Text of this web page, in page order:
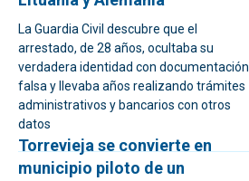
La Guardia Civil descubre que el
arrestado, de 28 años, ocultaba su
verdadera identidad con documentación
falsa y llevaba años realizando trámites
administrativos y bancarios con otros
datos
Torrevieja se convierte en
municipio piloto de un